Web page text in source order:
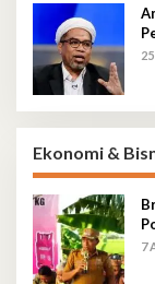
Ekonomi &
7